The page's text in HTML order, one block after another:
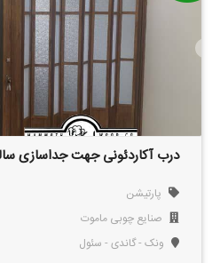
درب آکاردئونی جهت جداسازی سالن
پارتیشن
صنایع چوبی ماموت
ونک - گاندی - سئول